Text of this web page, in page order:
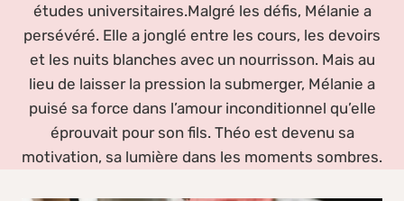
études universitaires.Malgré les défis, Mélanie a
persévéré. Elle a jonglé entre les cours, les devoirs
et les nuits blanches avec un nourrisson. Mais au
lieu de laisser la pression la submerger, Mélanie a
puisé sa force dans l’amour inconditionnel qu’elle
éprouvait pour son fils. Théo est devenu sa
motivation, sa lumière dans les moments sombres.